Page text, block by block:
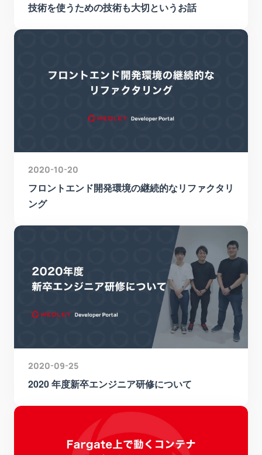
技術を使うための技術も大切というお話
2020-10-20
フロントエンド開発環境の継続的なリファクタリ
ング
2020-09-25
2020 年度新卒エンジニア研修について